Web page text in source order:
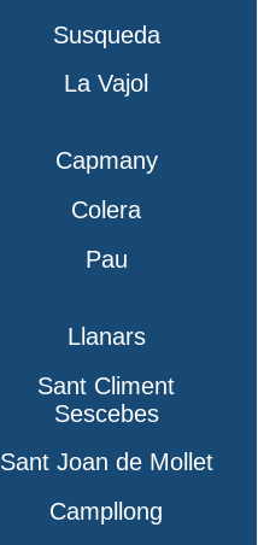
Susqueda
La Vajol
Capmany
Colera
Pau
Llanars
Sant Climent
Sescebes
Sant Joan de Mollet
Campllong